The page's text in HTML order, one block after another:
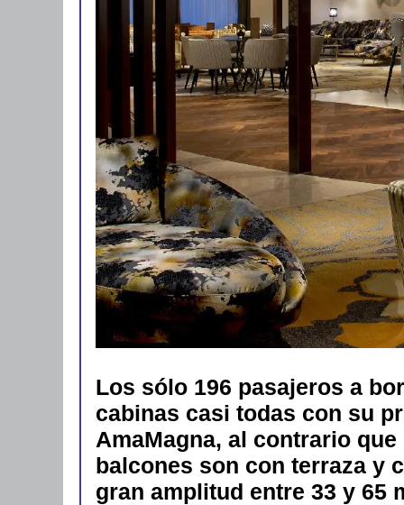
Los sólo 196 pasajeros a
cabinas casi todas con su
AmaMagna, al contrario
balcones son con terraza y
gran amplitud entre 33 y 65